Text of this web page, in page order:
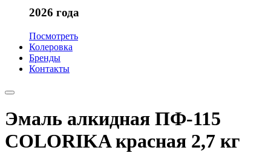
2026 года
Посмотреть
Колеровка
Бренды
Контакты
Эмаль алкидная ПФ-115
COLORIKA красная 2,7 кг